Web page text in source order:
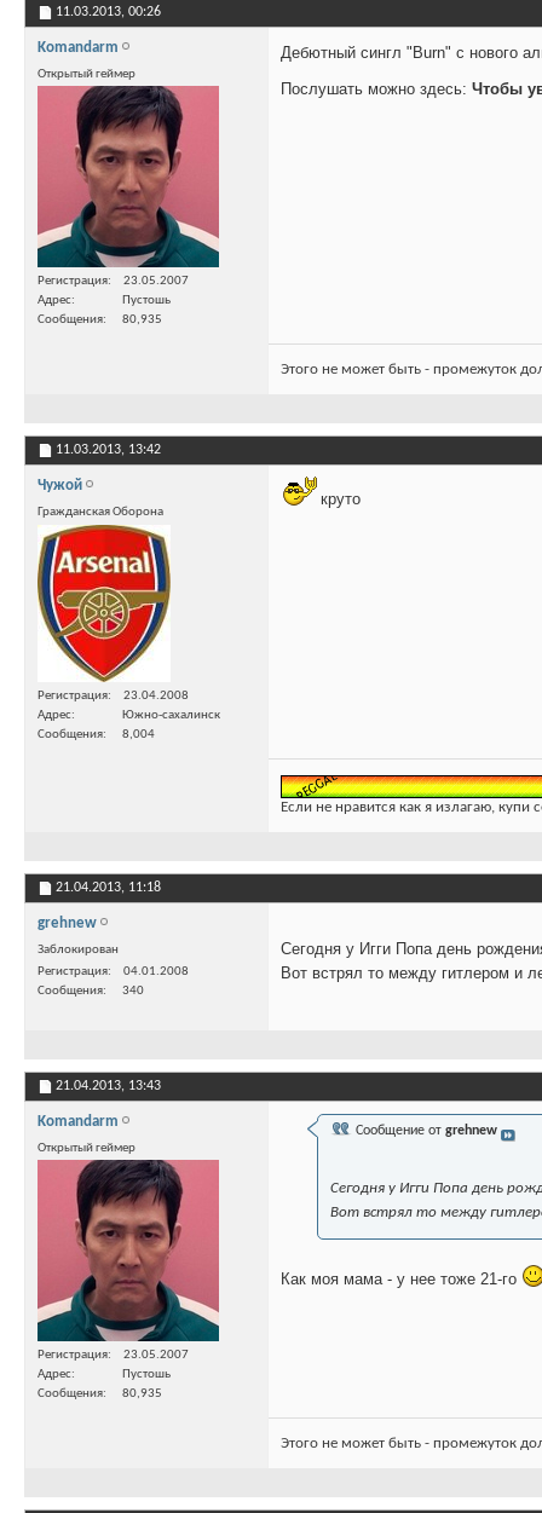
11.03.2013, 00:26
Komandarm
Открытый геймер
Регистрация
23.05.2007
Адрес
Пустошь
Сообщения
80,935
Дебютный сингл "Burn" с нового
Послушать можно здесь: Чтобы
Этого не может быть - промежуток
11.03.2013, 13:42
Чужой
Гражданская Оборона
Регистрация
23.04.2008
Адрес
Южно-сахалинск
Сообщения
8,004
круто
Если не нравится как я излагаю, купи
21.04.2013, 11:18
grehnew
Заблокирован
Регистрация
04.01.2008
Сообщения
340
Сегодня у Игги Попа день
Вот встрял то между гитлером и
21.04.2013, 13:43
Komandarm
Открытый геймер
Регистрация
23.05.2007
Адрес
Пустошь
Сообщения
80,935
Сообщение от grehnew
Сегодня у Игги Попа день
Вот встрял то между
Как моя мама - у нее тоже 21-го
Этого не может быть - промежуток